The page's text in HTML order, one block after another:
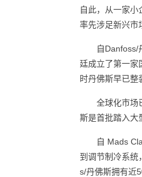
自此，从一家小
率先涉足新兴市
自Danfoss/
廷成立了第一家
时丹佛斯早已整
全球化市场
斯是首批踏入大
自 Mads
到调节制冷系统
s/丹佛斯拥有近